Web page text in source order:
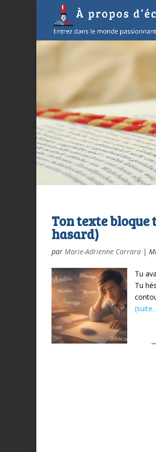
Ton texte bloque
hasard)
par Marie-Adrienne Carrara |
Tu
Tu